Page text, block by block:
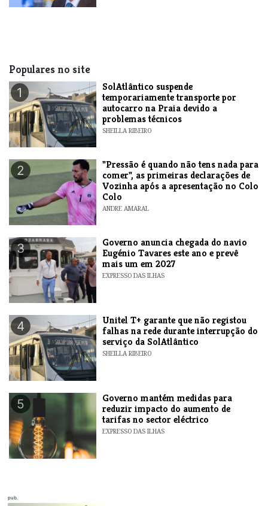
Populares no site
1
SolAtlântico suspende
temporariamente transporte por
autocarro na Praia devido a
problemas técnicos
SHEILLA RIBEIRO
2
"Pressão é quando não tens nada para
comer", as primeiras declarações de
Vozinha após a apresentação no Colo
Colo
ANDRE AMARAL
3
Governo anuncia chegada do navio
Eugénio Tavares este ano e prevê
mais um em 2027
EXPRESSO DAS ILHAS
4
Unitel T+ garante que não registou
falhas na rede durante interrupção do
serviço da SolAtlântico
SHEILLA RIBEIRO
5
Governo mantém medidas para
reduzir impacto do aumento de
tarifas no sector eléctrico
EXPRESSO DAS ILHAS
pub.